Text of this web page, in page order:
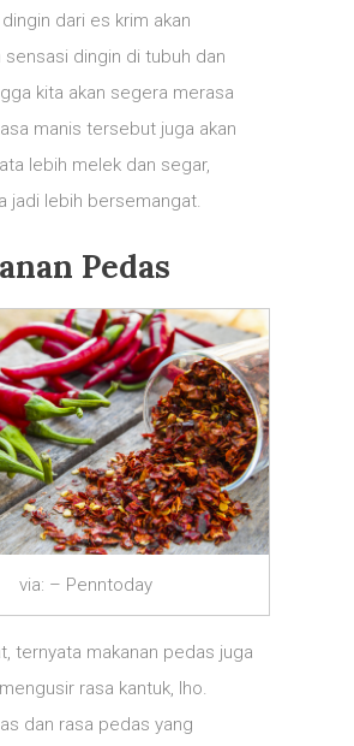
dari es krim akan
sensasi dingin di tubuh dan
kita akan segera merasa
manis tersebut juga akan
lebih melek dan segar,
jadi lebih bersemangat.
Pedas
via: – Penntoday
ternyata makanan pedas juga
rasa kantuk, lho.
dan rasa pedas yang